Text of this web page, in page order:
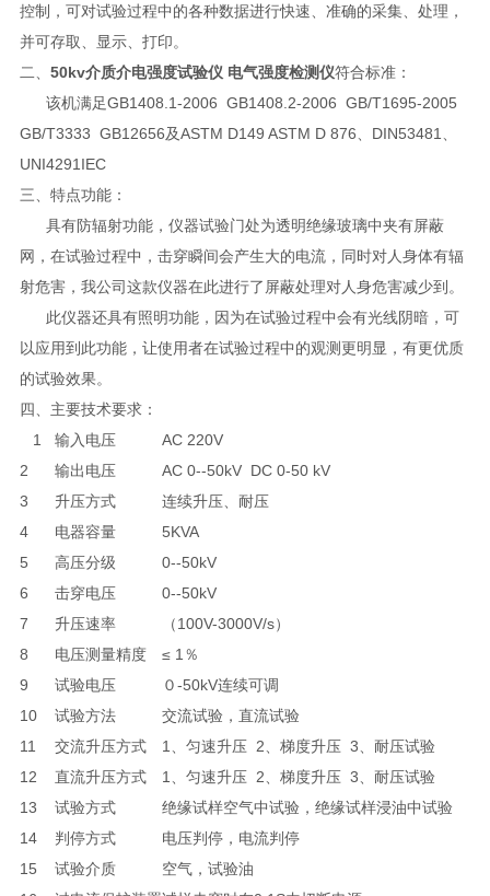
控制，可对试验过程中的各种数据进行快速、准确的采集、处理，
并可存取、显示、打印。
二、 50kv介质介电强度试验仪 电气强度检测仪符合标准：
该机满足GB1408.1-2006 GB1408.2-2006 GB/T1695-2005
GB/T3333 GB12656及ASTM D149 ASTM D 876、DIN53481、
UNI4291IEC
三、特点功能：
具有防辐射功能，仪器试验门处为透明绝缘玻璃中夹有屏蔽
网，在试验过程中，击穿瞬间会产生大的电流，同时对人身体有辐
射危害，我公司这款仪器在此进行了屏蔽处理对人身危害减少到。
此仪器还具有照明功能，因为在试验过程中会有光线阴暗，可
以应用到此功能，让使用者在试验过程中的观测更明显，有更优质
的试验效果。
四、主要技术要求：
1 输入电压
AC 220V
2
输出电压
AC 0--50kV DC 0-50 kV
3
升压方式
连续升压、耐压
4
电器容量
5KVA
5
高压分级
0--50kV
6
击穿电压
0--50kV
7
升压速率
（100V-3000V/s）
8
电压测量精度
≤ 1％
9
试验电压
０-50kV连续可调
10
试验方法
交流试验，直流试验
11
交流升压方式
1、匀速升压 2、梯度升压 3、耐压试验
12
直流升压方式
1、匀速升压 2、梯度升压 3、耐压试验
13
试验方式
绝缘试样空气中试验，绝缘试样浸油中试验
14
判停方式
电压判停，电流判停
15
试验介质
空气，试验油